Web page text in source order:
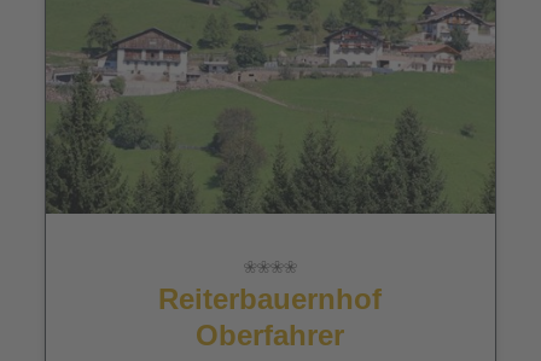
Reiterbauernhof
Oberfahrer